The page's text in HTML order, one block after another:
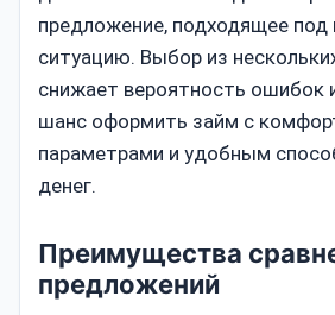
предложение, подходящее под
ситуацию. Выбор из
снижает вероятность ошибок
шанс оформить займ с
параметрами и удобным
денег.
Преимущества
предложений